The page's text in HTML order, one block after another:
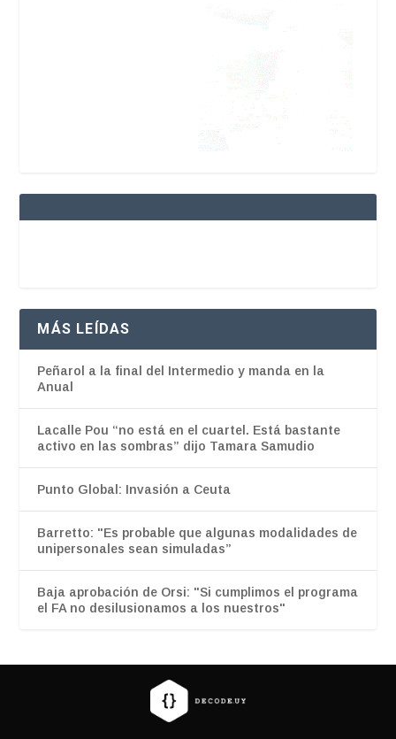
MÁS LEÍDAS
Peñarol a la final del Intermedio y manda en la
Anual
Lacalle Pou “no está en el cuartel. Está bastante
activo en las sombras” dijo Tamara Samudio
Punto Global: Invasión a Ceuta
Barretto: "Es probable que algunas modalidades de
unipersonales sean simuladas”
Baja aprobación de Orsi: "Si cumplimos el programa
el FA no desilusionamos a los nuestros"